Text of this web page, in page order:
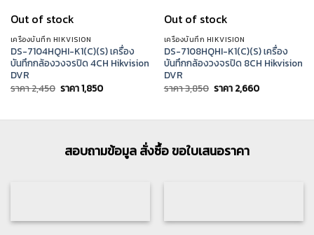
Out of stock
เครื่องบันทึก HIKVISION
DS-7104HQHI-K1(C)(S) เครื่อง
บันทึกกล้องวงจรปิด 4CH Hikvision
DVR
ราคา2,450 Original
price
2,450.
ราคา1,850Current
price
1,850.
Out of stock
เครื่องบันทึก HIKVISION
DS-7108HQHI-K1(C)(S) เครื่อง
บันทึกกล้องวงจรปิด 8CH Hikvision
DVR
ราคา3,850 Original
price
3,850.
ราคา 2,660Current
price
2,660.
สอบถามข้อมูล สั่งซื้อ ขอใบเสนอราคา